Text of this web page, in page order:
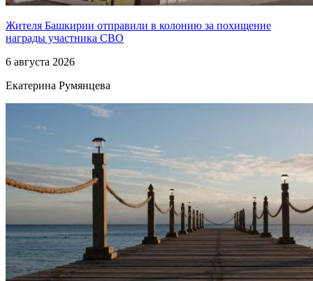
Жителя Башкирии отправили в колонию за похищение
награды участника СВО
6 августа 2026
Екатерина Румянцева